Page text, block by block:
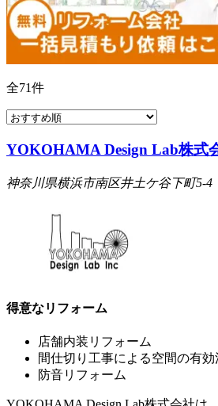
全71件
YOKOHAMA Design Lab株式
神奈川県横浜市南区井土ケ谷下町5-4
得意なリフォーム
店舗内装リフォーム
間仕切り工事による空間の有効
防音リフォーム